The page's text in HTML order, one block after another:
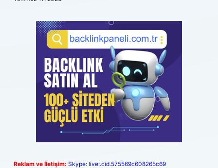
Reklam ve İletişim: Skype: live:.cid.575569c608265c69